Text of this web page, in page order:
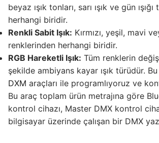
beyaz ışık tonları, sarı ışık ve gün
herhangi biridir.
Renkli Sabit Işık: Kırmızı, yeşil, mavi
renklerinden herhangi biridir.
RGB Hareketli Işık: Tüm renklerin
şekilde ambiyans kayar ışık türüdür.
DXM araçları ile programlıyoruz ve
Bu araç toplam ürün metrajına göre
kontrol cihazı, Master DMX kontrol
bilgisayar üzerinde çalışan bir DMX